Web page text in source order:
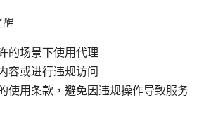
的场景下使用代理
容或进行违规访问
使用条款，避免因违规操作导致服务